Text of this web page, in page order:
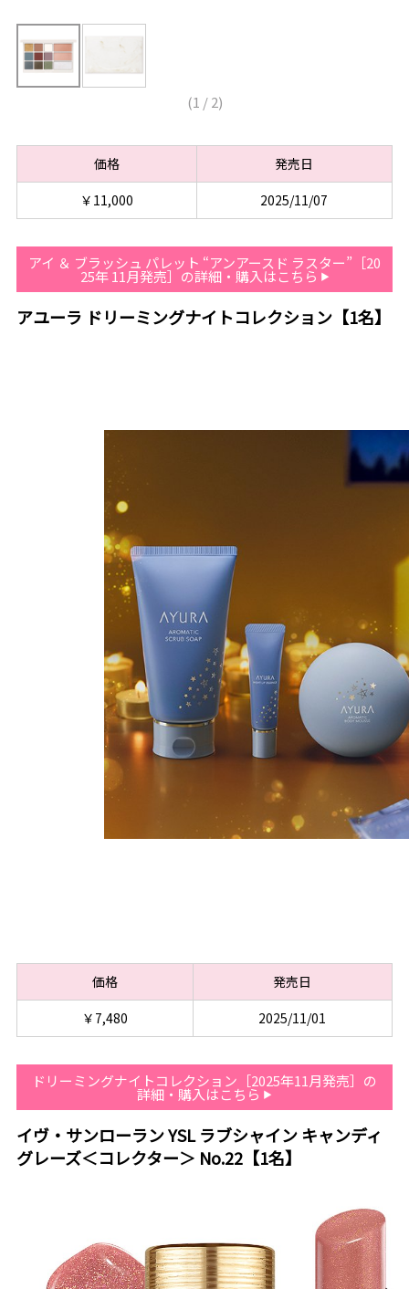
(1 /2)
価格
発売日
￥11,000
2025/11/07
アイ ＆ ブラッシュ パレット “アンアースド ラスター”［20
25年 11月発売］の詳細・購入はこちら
アユーラ ドリーミングナイトコレクション【1名】
価格
発売日
￥7,480
2025/11/01
ドリーミングナイトコレクション［2025年11月発売］の
詳細・購入はこちら
イヴ・サンローラン YSL ラブシャイン キャンディ
グレーズ＜コレクター＞ No.22【1名】